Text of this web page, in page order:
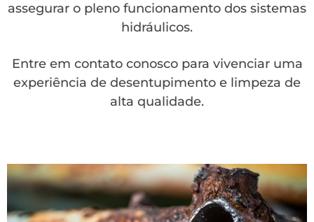
assegurar o pleno funcionamento dos sistemas
hidráulicos.
Entre em contato conosco para vivenciar uma
experiência de desentupimento e limpeza de
alta qualidade.